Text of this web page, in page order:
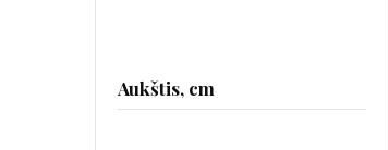
Aukštis, cm